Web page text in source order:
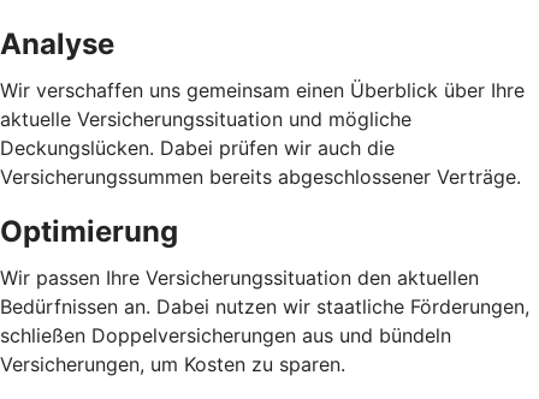
Analyse
Wir verschaffen uns gemeinsam einen Überblick über Ihre
aktuelle Versicherungssituation und mögliche
Deckungslücken. Dabei prüfen wir auch die
Versicherungssummen bereits abgeschlossener Verträge.
Optimierung
Wir passen Ihre Versicherungssituation den aktuellen
Bedürfnissen an. Dabei nutzen wir staatliche Förderungen,
schließen Doppelversicherungen aus und bündeln
Versicherungen, um Kosten zu sparen.